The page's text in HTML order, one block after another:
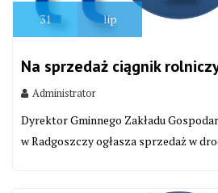
31 lip
Na sprzedaż ciągnik
Administrator
Dyrektor Gminnego Zakładu
w Radgoszczy ogłasza sprzedaż w